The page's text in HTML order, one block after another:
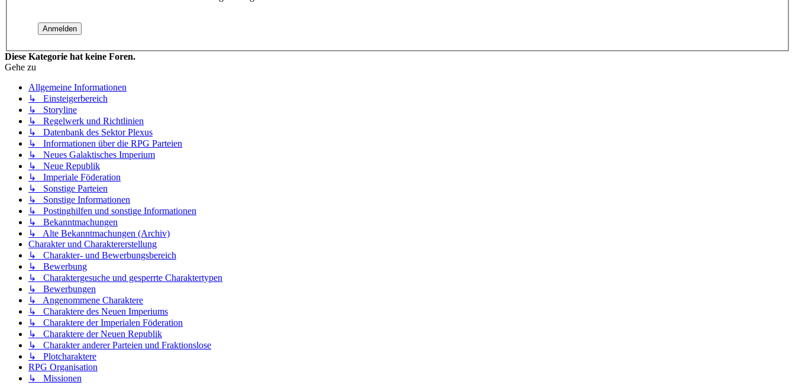
Diese Kategorie hat keine Foren.
Gehe zu
Allgemeine Informationen
↳ Einsteigerbereich
↳ Storyline
↳ Regelwerk und Richtlinien
↳ Datenbank des Sektor Plexus
↳ Informationen über die RPG Parteien
↳ Neues Galaktisches Imperium
↳ Neue Republik
↳ Imperiale Föderation
↳ Sonstige Parteien
↳ Sonstige Informationen
↳ Postinghilfen und sonstige Informationen
↳ Bekanntmachungen
↳ Alte Bekanntmachungen (Archiv)
Charakter und Charaktererstellung
↳ Charakter- und Bewerbungsbereich
↳ Bewerbung
↳ Charaktergesuche und gesperrte Charaktertypen
↳ Bewerbungen
↳ Angenommene Charaktere
↳ Charaktere des Neuen Imperiums
↳ Charaktere der Imperialen Föderation
↳ Charaktere der Neuen Republik
↳ Charakter anderer Parteien und Fraktionslose
↳ Plotcharaktere
RPG Organisation
↳ Missionen